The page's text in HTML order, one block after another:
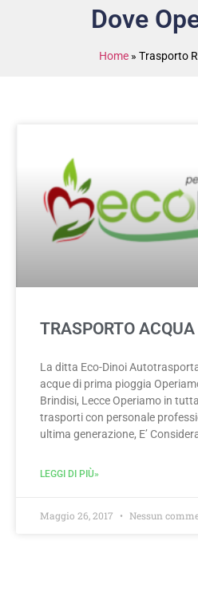
Dove
Home » Trasporto
TRASPORTO
La ditta Eco-Dinoi
acque di prima pioggia
Brindisi, Lecce Operiamo in
trasporti con personale
ultima generazione, E’
LEGGI DI PIÙ»
Maggio 26, 2017 Nessun